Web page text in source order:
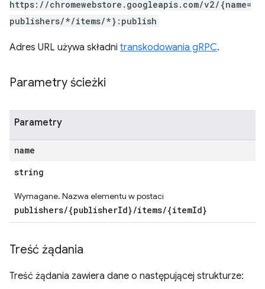
https://chromewebstore.googleapis.com/v2/{name=
publishers/*/items/*}:publish
Adres URL używa składni transkodowania gRPC.
Parametry ścieżki
Parametry
name
string
Wymagane. Nazwa elementu w postaci
publishers/{publisherId}/items/{itemId}
Treść żądania
Treść żądania zawiera dane o następującej strukturze: